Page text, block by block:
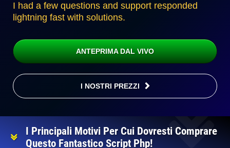
I had a few questions and support responded
lightning fast with solutions.
ANTEPRIMA DAL VIVO
I NOSTRI PREZZI
I Principali Motivi Per Cui Dovresti Comprare
Questo Fantastico Script Php!